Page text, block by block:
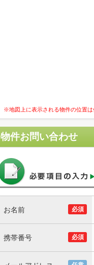
※地図上に表示される物件の位置は
物件お問い合わせ
必須
お名前
必須
携帯番号